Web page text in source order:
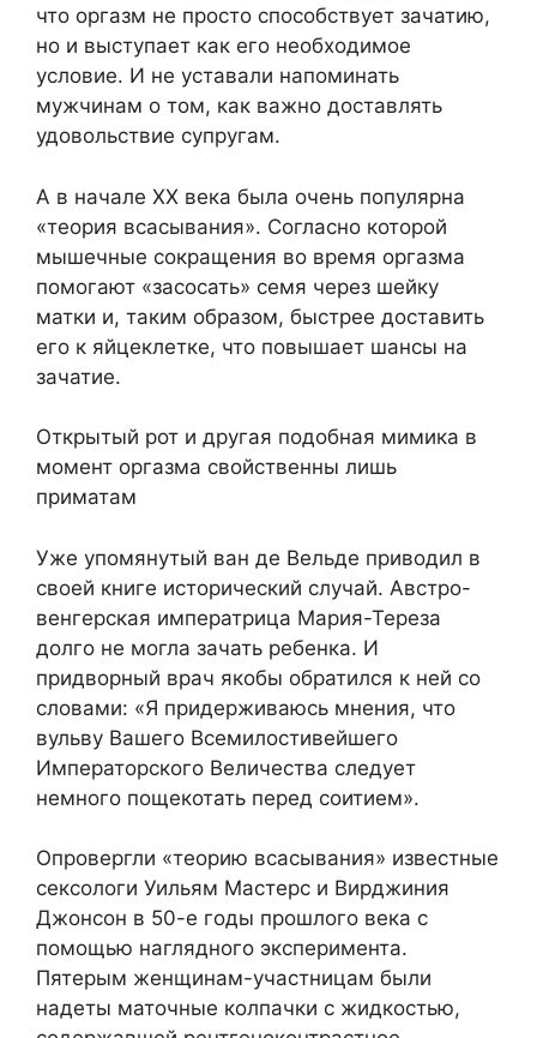
что оргазм не просто способствует зачатию,
но и выступает как его необходимое
условие. И не уставали напоминать
мужчинам о том, как важно доставлять
удовольствие супругам.
А в начале ХХ века была очень популярна
«теория всасывания». Согласно которой
мышечные сокращения во время оргазма
помогают «засосать» семя через шейку
матки и, таким образом, быстрее доставить
его к яйцеклетке, что повышает шансы на
зачатие.
Открытый рот и другая подобная мимика в
момент оргазма свойственны лишь
приматам
Уже упомянутый ван де Вельде приводил в
своей книге исторический случай. Австро-
венгерская императрица Мария-Тереза
долго не могла зачать ребенка. И
придворный врач якобы обратился к ней со
словами: «Я придерживаюсь мнения, что
вульву Вашего Всемилостивейшего
Императорского Величества следует
немного пощекотать перед соитием».
Опровергли «теорию всасывания» известные
сексологи Уильям Мастерс и Вирджиния
Джонсон в 50-е годы прошлого века с
помощью наглядного эксперимента.
Пятерым женщинам-участницам были
надеты маточные колпачки с жидкостью,